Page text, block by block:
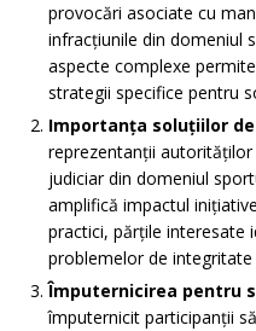
provocări asociate cu
infracțiunile din domeniul
aspecte complexe
strategii specifice pentru
Importanța soluțiilor
reprezentanții autorităților
judiciar din domeniul
amplifică impactul
practici, părțile interesate
problemelor de
Împuternicirea pentru
împuternicit participanții